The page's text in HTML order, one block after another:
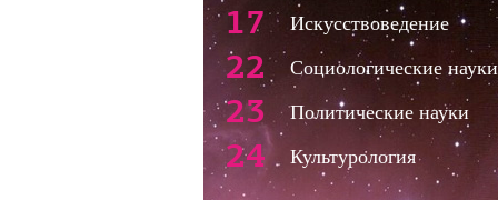
17 Искусствоведение
22 Социологические науки
23 Политические науки
24 Культурология